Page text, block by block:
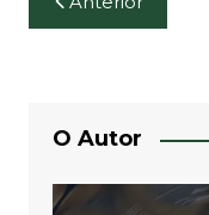
de
O Autor